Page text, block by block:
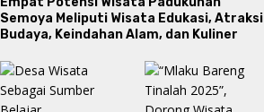
Semoya Meliputi Wisata Edukasi, Atraksi
Budaya, Keindahan Alam, dan Kuliner